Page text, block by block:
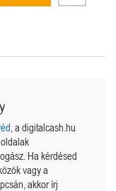
, a digitalcash.hu
Ha kérdésed
vagy a
akkor írj